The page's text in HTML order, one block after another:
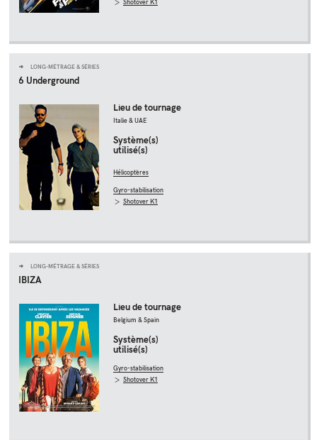
Shotover K1
LONG-MÉTRAGE & SÉRIES
6 Underground
Lieu de tournage
Italie & UAE
Système(s)
utilisé(s)
Hélicoptères
Gyro-stabilisation
Shotover K1
LONG-MÉTRAGE & SÉRIES
IBIZA
Lieu de tournage
Belgium & Spain
Système(s)
utilisé(s)
Gyro-stabilisation
Shotover K1